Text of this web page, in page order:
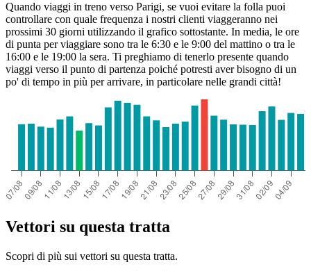
Quando viaggi in treno verso Parigi, se vuoi evitare la folla puoi
controllare con quale frequenza i nostri clienti viaggeranno nei
prossimi 30 giorni utilizzando il grafico sottostante. In media, le ore
di punta per viaggiare sono tra le 6:30 e le 9:00 del mattino o tra le
16:00 e le 19:00 la sera. Ti preghiamo di tenerlo presente quando
viaggi verso il punto di partenza poiché potresti aver bisogno di un
po' di tempo in più per arrivare, in particolare nelle grandi città!
Vettori su questa tratta
Scopri di più sui vettori su questa tratta.